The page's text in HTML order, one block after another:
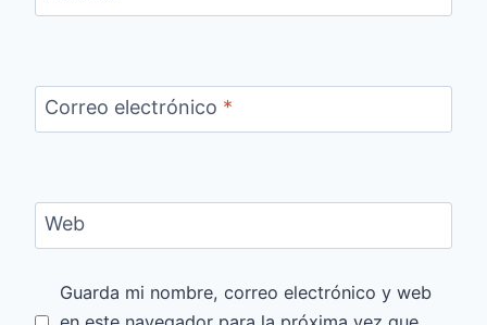
Correo electrónico *
Web
Guarda mi nombre, correo electrónico y web